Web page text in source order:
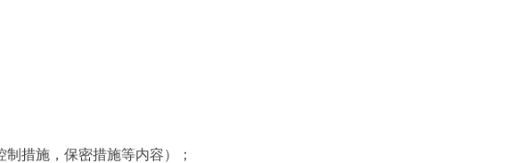
措施，保密措施等内容）；